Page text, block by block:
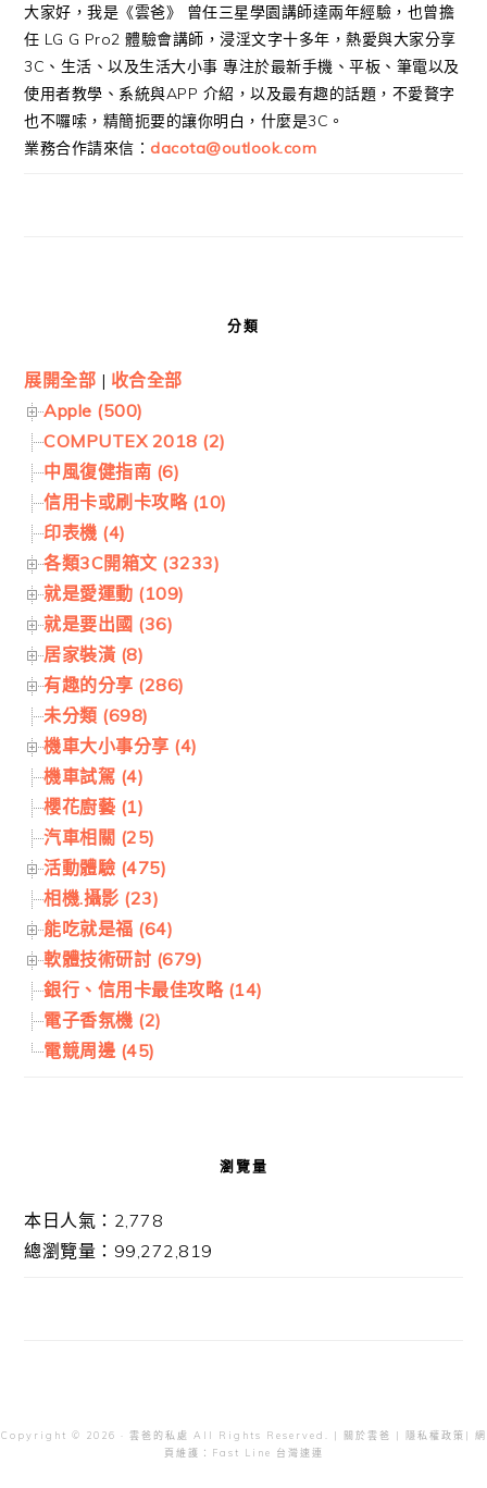
大家好，我是《雲爸》 曾任三星學園講師達兩年經驗，也曾擔
任 LG G Pro2 體驗會講師，浸淫文字十多年，熱愛與大家分享
3C、生活、以及生活大小事 專注於最新手機、平板、筆電以及
使用者教學、系統與APP 介紹，以及最有趣的話題，不愛贅字
也不囉嗦，精簡扼要的讓你明白，什麼是3C。
業務合作請來信： dacota@outlook.com
分類
展開全部 | 收合全部
Apple (500)
COMPUTEX 2018 (2)
中風復健指南 (6)
信用卡或刷卡攻略 (10)
印表機 (4)
各類3C開箱文 (3233)
就是愛運動 (109)
就是要出國 (36)
居家裝潢 (8)
有趣的分享 (286)
未分類 (698)
機車大小事分享 (4)
機車試駕 (4)
櫻花廚藝 (1)
汽車相關 (25)
活動體驗 (475)
相機.攝影 (23)
能吃就是福 (64)
軟體技術研討 (679)
銀行、信用卡最佳攻略 (14)
電子香氛機 (2)
電競周邊 (45)
瀏覽量
本日人氣：2,778
總瀏覽量：99,272,819
Copyright © 2026 · 雲爸的私處 All Rights Reserved. | 關於雲爸 | 隱私權政策 | 網
頁維護：
Fast Line 台灣速連